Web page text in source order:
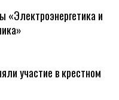
и
участие в крестном